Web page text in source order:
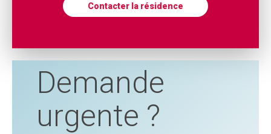
Contacter la résidence
Demande
urgente ?